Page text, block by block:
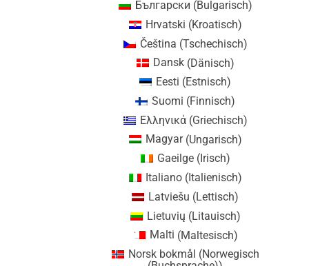
Български (Bulgarisch)
Hrvatski (Kroatisch)
Čeština (Tschechisch)
Dansk(Dänisch)
Eesti (Estnisch)
Suomi (Finnisch)
Ελληνικά(Griechisch)
Magyar(Ungarisch)
Gaeilge(Irisch)
Italiano(Italienisch)
Latviešu (Lettisch)
Lietuvių (Litauisch)
Malti (Maltesisch)
Norsk bokmål (Norwegisch